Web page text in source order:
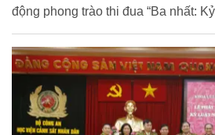
động phong trào thi đua “Ba nhất:
viên của đơn vị.